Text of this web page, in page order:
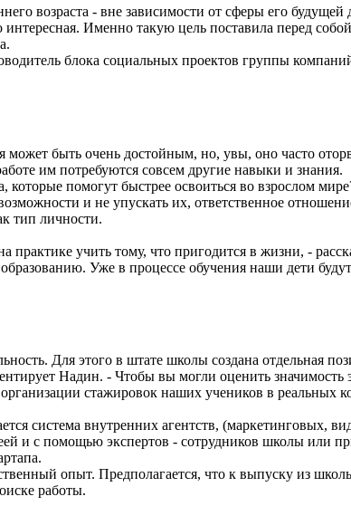
возраста - вне зависимости от сферы его будущей
Именно такую цель поставила перед
блока социальных проектов группы
может быть очень достойным, но, увы, оно часто
им потребуются совсем другие навыки и знания.
которые помогут быстрее освоиться во взрослом
и не упускать их, ответственное
тип личности.
практике учить тому, что пригодится в жизни, -
Уже в процессе обучения наши дети
Для этого в штате школы создана отдельная
Надин. - Чтобы вы могли оценить
стажировок наших учеников в реальных
система внутренних агентств, (маркетинговых,
и с помощью экспертов - сотрудников школы или
опыт. Предполагается, что к выпуску из
работы.